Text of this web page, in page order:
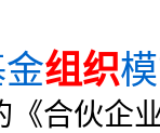
组织
合伙企